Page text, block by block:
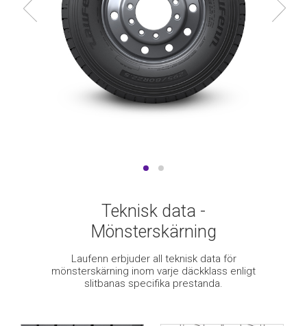
Teknisk data -
Mönsterskärning
Laufenn erbjuder all teknisk data för
mönsterskärning inom varje däckklass enligt
slitbanas specifika prestanda.